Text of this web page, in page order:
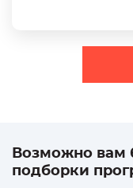
Возможно вам
подборки